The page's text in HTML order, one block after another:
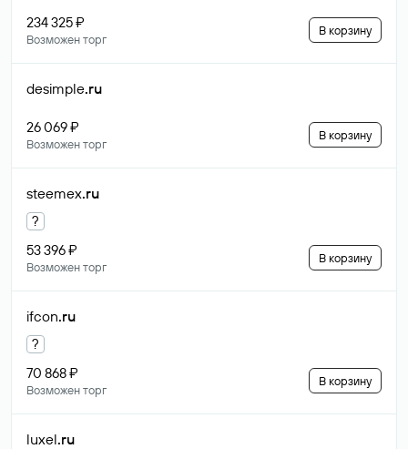
234 325 ₽
Возможен торг
В корзину
desimple.ru
26 069 ₽
Возможен торг
В корзину
steemex.ru
?
53 396 ₽
Возможен торг
В корзину
ifcon.ru
?
70 868 ₽
Возможен торг
В корзину
luxel.ru